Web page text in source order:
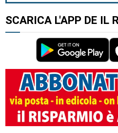
SCARICA L'APP DE IL